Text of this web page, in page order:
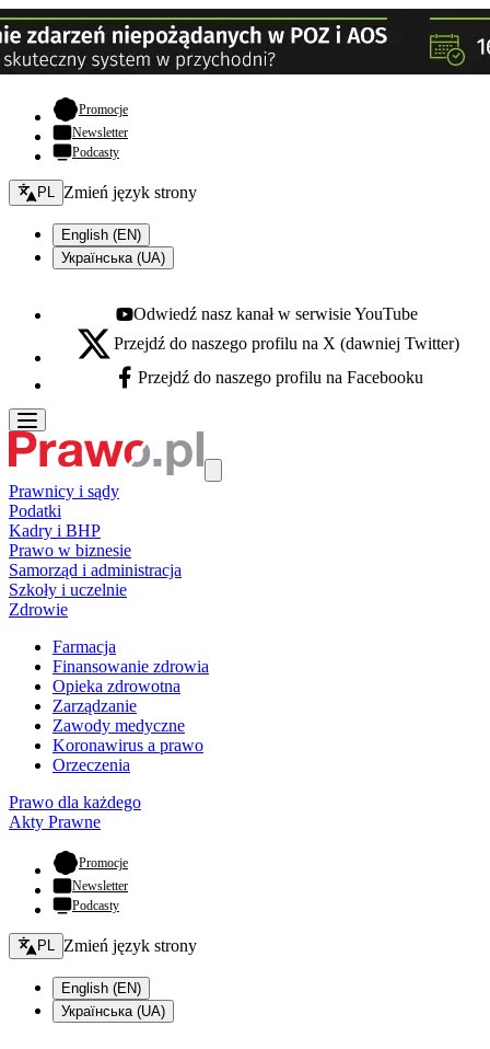
Promocje- otwiera się w nowej karcie
Newsletter
Podcasty
Zmień język - bieżący:
PL Zmień język strony
English (EN)
Українська (UA)
Youtube - otwiera się w nowej karcie
Odwiedź nasz kanał w serwisie YouTube
X - otwiera się w nowej karcie
Przejdź do naszego profilu na X (dawniej Twitter)
Facebook - otwiera się w nowej karcie
Przejdź do naszego profilu na Facebooku
Prawnicy i sądy
Podatki
Kadry i BHP
Prawo w biznesie
Samorząd i administracja
Szkoły i uczelnie
Zdrowie
Farmacja
Finansowanie zdrowia
Opieka zdrowotna
Zarządzanie
Zawody medyczne
Koronawirus a prawo
Orzeczenia
Prawo dla każdego
Akty Prawne
Promocje- otwiera się w nowej karcie
Newsletter
Podcasty
Zmień język - bieżący:
PL Zmień język strony
English (EN)
Українська (UA)